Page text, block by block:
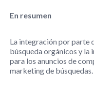
En resumen
La integración por parte
búsqueda orgánicos y la
para los anuncios de
marketing de búsquedas.